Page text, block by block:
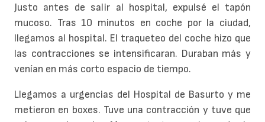
Justo antes de salir al hospital, expulsé el tapón
mucoso. Tras 10 minutos en coche por la ciudad,
llegamos al hospital. El traqueteo del coche hizo que
las contracciones se intensificaran. Duraban más y
venían en más corto espacio de tiempo.
Llegamos a urgencias del Hospital de Basurto y me
metieron en boxes. Tuve una contracción y tuve que